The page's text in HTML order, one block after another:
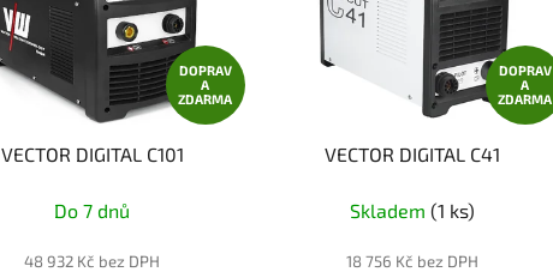
DOPRAV
A
ZDARMA
VECTOR DIGITAL C101
Do 7 dnů
48 932 Kč bez DPH
DOPRAV
A
ZDARMA
VECTOR DIGITAL C41
Skladem (1 ks)
18 756 Kč bez DPH